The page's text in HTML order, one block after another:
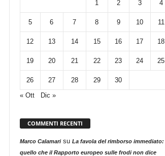
1 2 3 4
5 6 7 8 9 10 11
12 13 14 15 16 17 18
19 20 21 22 23 24 25
26 27 28 29
30
« Ott
Dic »
COMMENTI RECENTI
Marco Calamarisu La favola del rimborso immediato:
quello che il Rapporto europeo sulle frodi non dice